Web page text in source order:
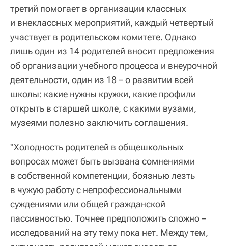
третий помогает в организации классных
и внеклассных мероприятий, каждый четвертый
участвует в родительском комитете. Однако
лишь один из 14 родителей вносит предложения
об организации учебного процесса и внеурочной
деятельности, один из 18 – о развитии всей
школы: какие нужны кружки, какие профили
открыть в старшей школе, с какими вузами,
музеями полезно заключить соглашения.
"Холодность родителей в общешкольных
вопросах может быть вызвана сомнениями
в собственной компетенции, боязнью лезть
в чужую работу с непрофессиональными
суждениями или общей гражданской
пассивностью. Точнее предположить сложно –
исследований на эту тему пока нет. Между тем,